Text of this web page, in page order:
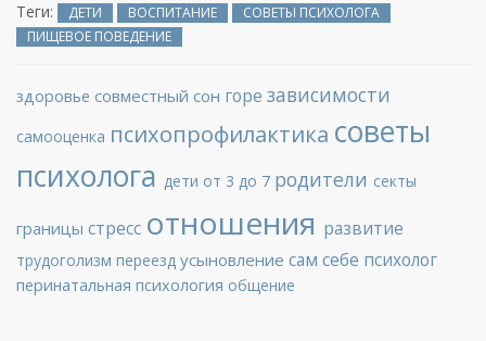
Теги: ДЕТИ ВОСПИТАНИЕ
СОВЕТЫ ПСИХОЛОГА
ПИЩЕВОЕ ПОВЕДЕНИЕ
здоровье совместный сон горе зависимости
самооценка психопрофилактика советы
психолога дети от 3 до 7 родители секты
границы стресс отношения развитие
трудоголизм переезд усыновление сам себе психолог
перинатальная психология общение